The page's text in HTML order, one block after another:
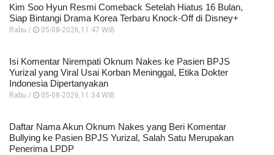
Kim Soo Hyun Resmi Comeback Setelah Hiatus 16 Bulan,
Siap Bintangi Drama Korea Terbaru Knock-Off di Disney+
Rabu / 05-08-2026,11:47 WIB
Isi Komentar Nirempati Oknum Nakes ke Pasien BPJS
Yurizal yang Viral Usai Korban Meninggal, Etika Dokter
Indonesia Dipertanyakan
Rabu / 05-08-2026,11:34 WIB
Daftar Nama Akun Oknum Nakes yang Beri Komentar
Bullying ke Pasien BPJS Yurizal, Salah Satu Merupakan
Penerima LPDP